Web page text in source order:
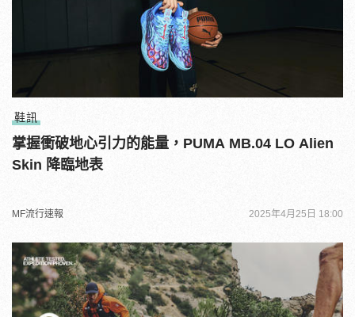
鞋訊
掌握衝破地心引力的能量，PUMA MB.04 LO Alien
Skin 降臨地表
MF流行速報 2025年4月25日 18:00